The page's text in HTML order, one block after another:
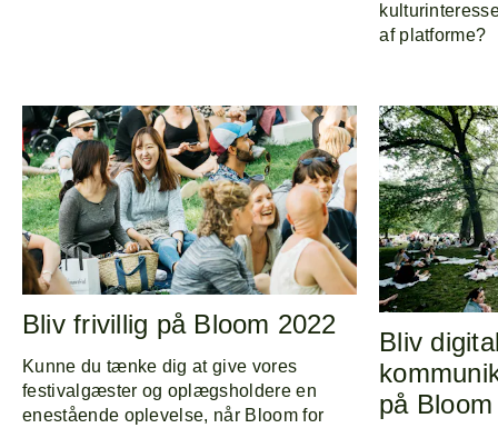
af platforme?
Bliv frivillig på Bloom 2022
Kunne du tænke dig at give vores
festivalgæster og oplægsholdere en
enestående oplevelse, når Bloom for
Bliv
på